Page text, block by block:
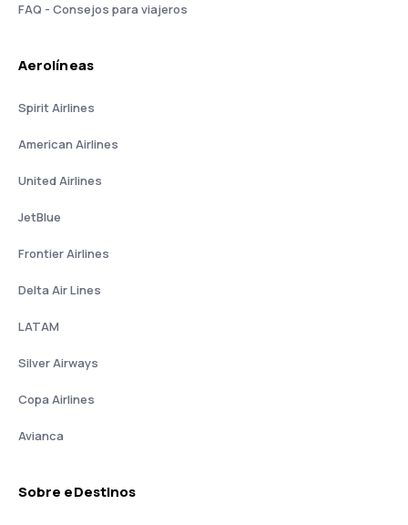
FAQ - Consejos para viajeros
Aerolíneas
Spirit Airlines
American Airlines
United Airlines
JetBlue
Frontier Airlines
Delta Air Lines
LATAM
Silver Airways
Copa Airlines
Avianca
Sobre eDestinos